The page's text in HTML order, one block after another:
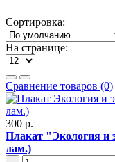
Сортировка:
На странице:
Сравнение товаров (0)
300 р.
Плакат "Экология и
лам.)